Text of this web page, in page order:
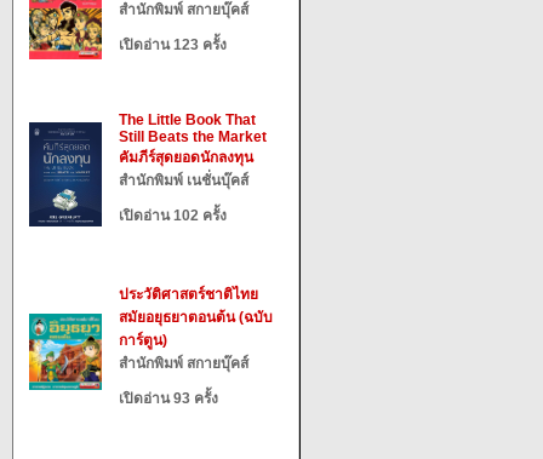
สำนักพิมพ์ สกายบุ๊คส์
เปิดอ่าน 123 ครั้ง
The Little Book That
Still Beats the Market
คัมภีร์สุดยอดนักลงทุน
สำนักพิมพ์ เนชั่นบุ๊คส์
เปิดอ่าน 102 ครั้ง
ประวัติศาสตร์ชาติไทย
สมัยอยุธยาตอนต้น (ฉบับ
การ์ตูน)
สำนักพิมพ์ สกายบุ๊คส์
เปิดอ่าน 93 ครั้ง